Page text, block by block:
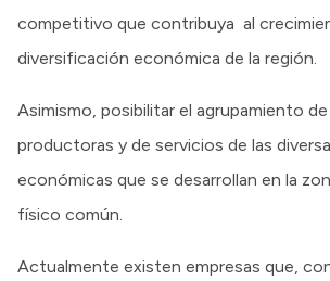
competitivo que contribuya al
diversificación económica de la región.
Asimismo, posibilitar el agrupamiento
productoras y de servicios de las
económicas que se desarrollan en la
físico común.
Actualmente existen empresas que,